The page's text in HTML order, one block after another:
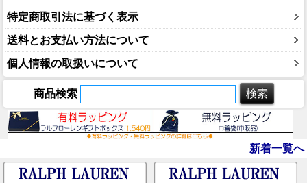
特定商取引法に基づく表示
送料とお支払い方法について
個人情報の取扱いについて
商品検索
新着一覧へ